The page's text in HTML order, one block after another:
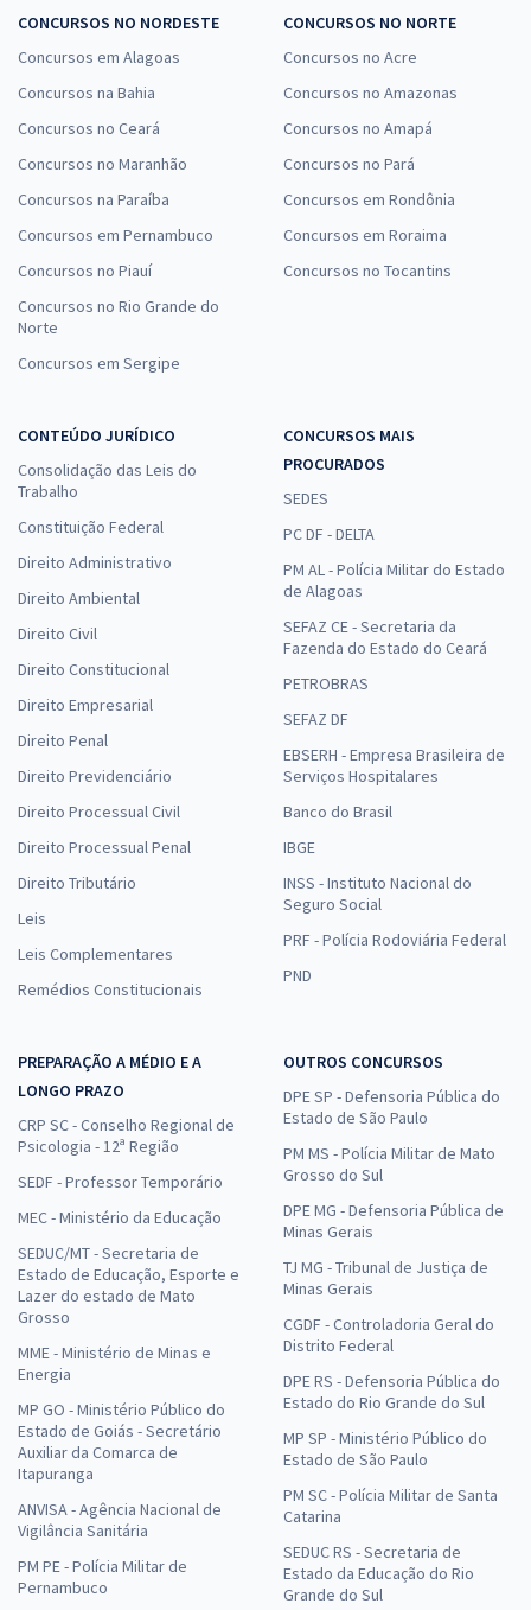
CONCURSOS NO NORDESTE
Concursos em Alagoas
Concursos na Bahia
Concursos no Ceará
Concursos no Maranhão
Concursos na Paraíba
Concursos em Pernambuco
Concursos no Piauí
Concursos no Rio Grande do
Norte
Concursos em Sergipe
CONCURSOS NO NORTE
Concursos no Acre
Concursos no Amazonas
Concursos no Amapá
Concursos no Pará
Concursos em Rondônia
Concursos em Roraima
Concursos no Tocantins
CONTEÚDO JURÍDICO
Consolidação das Leis do
Trabalho
Constituição Federal
Direito Administrativo
Direito Ambiental
Direito Civil
Direito Constitucional
Direito Empresarial
Direito Penal
Direito Previdenciário
Direito Processual Civil
Direito Processual Penal
Direito Tributário
Leis
Leis Complementares
Remédios Constitucionais
CONCURSOS MAIS
PROCURADOS
SEDES
PC DF - DELTA
PM AL - Polícia Militar do Estado
de Alagoas
SEFAZ CE - Secretaria da
Fazenda do Estado do Ceará
PETROBRAS
SEFAZ DF
EBSERH - Empresa Brasileira de
Serviços Hospitalares
Banco do Brasil
IBGE
INSS - Instituto Nacional do
Seguro Social
PRF - Polícia Rodoviária Federal
PND
PREPARAÇÃO A MÉDIO E A
LONGO PRAZO
CRP SC - Conselho Regional de
Psicologia - 12ª Região
SEDF - Professor Temporário
MEC - Ministério da Educação
SEDUC/MT - Secretaria de
Estado de Educação, Esporte e
Lazer do estado de Mato
Grosso
MME - Ministério de Minas e
Energia
MP GO - Ministério Público do
Estado de Goiás - Secretário
Auxiliar da Comarca de
Itapuranga
ANVISA - Agência Nacional de
Vigilância Sanitária
PM PE - Polícia Militar de
Pernambuco
OUTROS CONCURSOS
DPE SP - Defensoria Pública do
Estado de São Paulo
PM MS - Polícia Militar de Mato
Grosso do Sul
DPE MG - Defensoria Pública de
Minas Gerais
TJ MG - Tribunal de Justiça de
Minas Gerais
CGDF - Controladoria Geral do
Distrito Federal
DPE RS - Defensoria Pública do
Estado do Rio Grande do Sul
MP SP - Ministério Público do
Estado de São Paulo
PM SC - Polícia Militar de Santa
Catarina
SEDUC RS - Secretaria de
Estado da Educação do Rio
Grande do Sul